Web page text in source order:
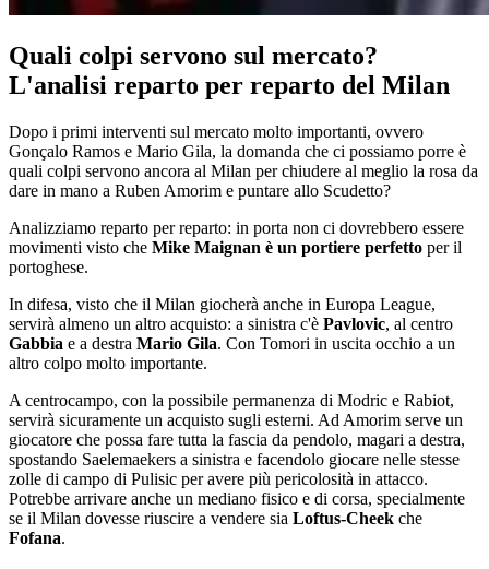
Quali colpi servono sul mercato?
L'analisi reparto per reparto del Milan
Dopo i primi interventi sul mercato molto importanti, ovvero
Gonçalo Ramos e Mario Gila, la domanda che ci possiamo porre è
quali colpi servono ancora al Milan per chiudere al meglio la rosa da
dare in mano a Ruben Amorim e puntare allo Scudetto?
Analizziamo reparto per reparto: in porta non ci dovrebbero essere
movimenti visto che Mike Maignan è un portiere perfetto per il
portoghese.
In difesa, visto che il Milan giocherà anche in Europa League,
servirà almeno un altro acquisto: a sinistra c'è Pavlovic, al centro
Gabbia e a destra Mario Gila. Con Tomori in uscita occhio a un
altro colpo molto importante.
A centrocampo, con la possibile permanenza di Modric e Rabiot,
servirà sicuramente un acquisto sugli esterni. Ad Amorim serve un
giocatore che possa fare tutta la fascia da pendolo, magari a destra,
spostando Saelemaekers a sinistra e facendolo giocare nelle stesse
zolle di campo di Pulisic per avere più pericolosità in attacco.
Potrebbe arrivare anche un mediano fisico e di corsa, specialmente
se il Milan dovesse riuscire a vendere sia Loftus-Cheek che
Fofana.